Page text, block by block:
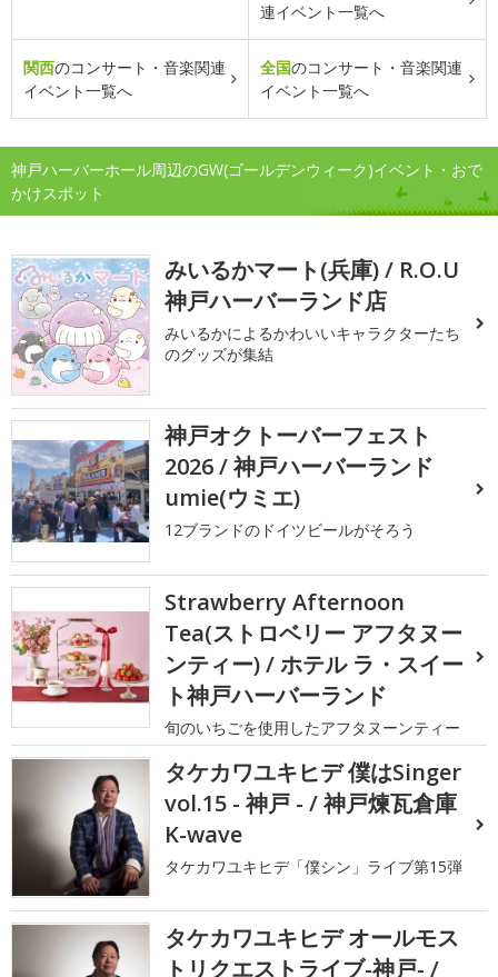
連イベント一覧へ
関西のコンサート・音楽関連
イベント一覧へ
全国のコンサート・音楽関連
イベント一覧へ
神戸ハーバーホール周辺のGW(ゴールデンウィーク)イベント・おで
かけスポット
みいるかマート(兵庫) / R.O.U
神戸ハーバーランド店
みいるかによるかわいいキャラクターたち
のグッズが集結
神戸オクトーバーフェスト
2026 / 神戸ハーバーランド
umie(ウミエ)
12ブランドのドイツビールがそろう
Strawberry Afternoon
Tea(ストロベリー アフタヌー
ンティー) / ホテル ラ・スイー
ト神戸ハーバーランド
旬のいちごを使用したアフタヌーンティー
タケカワユキヒデ 僕はSinger
vol.15 - 神戸 - / 神戸煉瓦倉庫
K-wave
タケカワユキヒデ「僕シン」ライブ第15弾
タケカワユキヒデ オールモス
トリクエストライブ-神戸- /